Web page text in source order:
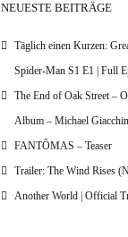
NEUESTE BEITRÄGE
Täglich einen Kurzen:
Spider-Man S1 E1 | Full
The End of Oak Street –
Album – Michael
FANTÔMAS – Teaser
Trailer: The Wind Rises
Another World | Official